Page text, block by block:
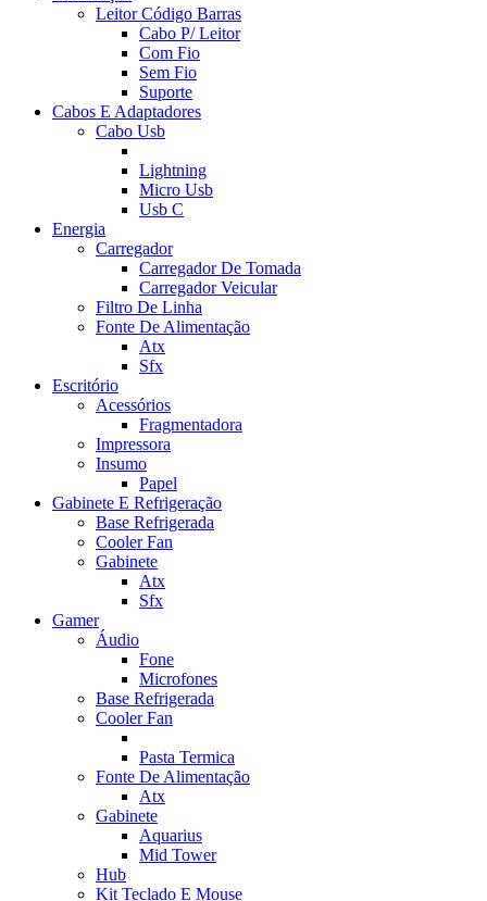
Leitor Código Barras
Cabo P/ Leitor
Com Fio
Sem Fio
Suporte
Cabos E Adaptadores
Cabo Usb
Lightning
Micro Usb
Usb C
Energia
Carregador
Carregador De Tomada
Carregador Veicular
Filtro De Linha
Fonte De Alimentação
Atx
Sfx
Escritório
Acessórios
Fragmentadora
Impressora
Insumo
Papel
Gabinete E Refrigeração
Base Refrigerada
Cooler Fan
Gabinete
Atx
Sfx
Gamer
Áudio
Fone
Microfones
Base Refrigerada
Cooler Fan
Pasta Termica
Fonte De Alimentação
Atx
Gabinete
Aquarius
Mid Tower
Hub
Kit Teclado E Mouse